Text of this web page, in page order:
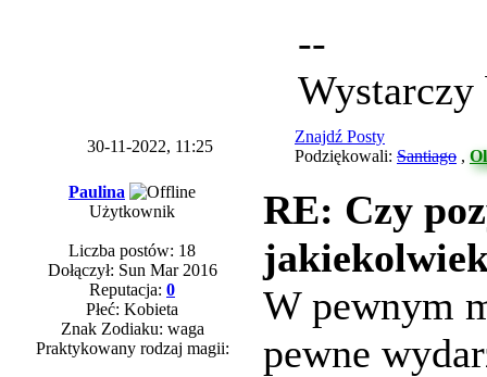
--
Wystarczy
30-11-2022, 11:25
Znajdź Posty
Podziękowali: Santiago ,
Paulina
Użytkownik
Liczba postów: 18
Dołączył: Sun Mar 2016
Reputacja: 0
Płeć: Kobieta
Znak Zodiaku: waga
Praktykowany rodzaj magii:
RE: Czy
W pewnym
pewne